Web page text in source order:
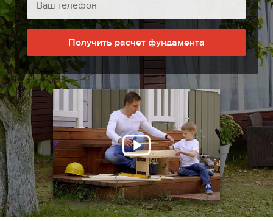
Получить расчет фундамента